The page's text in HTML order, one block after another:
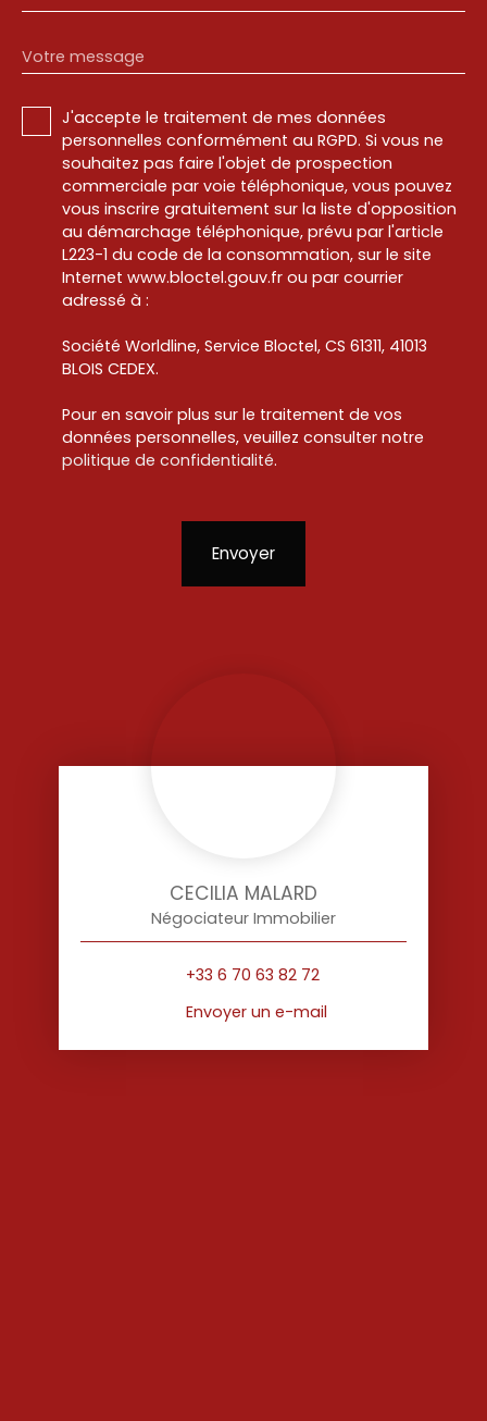
Votre message
J'accepte le traitement de mes données
personnelles conformément au RGPD. Si vous ne
souhaitez pas faire l'objet de prospection
commerciale par voie téléphonique, vous pouvez
vous inscrire gratuitement sur la liste d'opposition
au démarchage téléphonique, prévu par l'article
L223-1 du code de la consommation, sur le site
Internet www.bloctel.gouv.fr ou par courrier
adressé à :
Société Worldline, Service Bloctel, CS 61311, 41013
BLOIS CEDEX.
Pour en savoir plus sur le traitement de vos
données personnelles, veuillez consulter notre
politique de confidentialité.
Envoyer
CECILIA MALARD
Négociateur Immobilier
+33 6 70 63 82 72
Envoyer un e-mail